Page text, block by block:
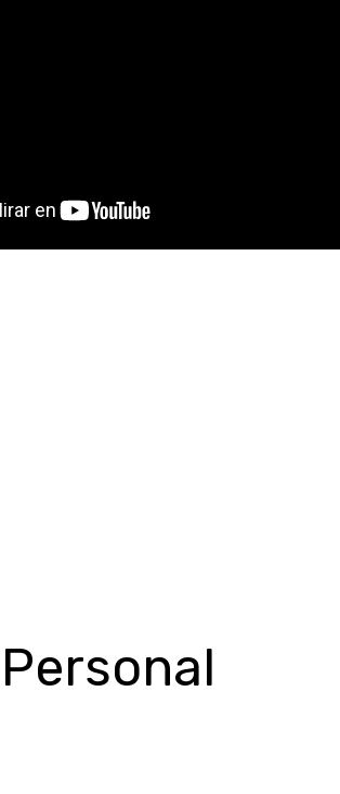
Personal